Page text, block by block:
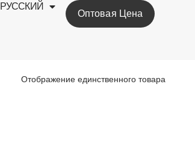
РУССКИЙ
Оптовая Цена
Отображение единственного товара